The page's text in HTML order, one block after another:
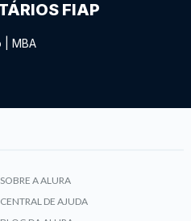
FIAP
MBA
SOBRE A ALURA
CENTRAL DE AJUDA